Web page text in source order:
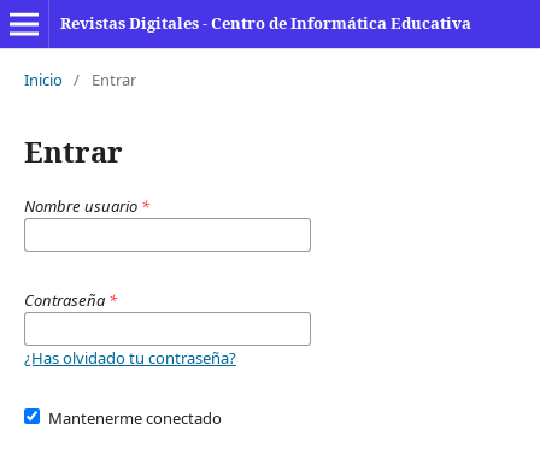
Revistas Digitales - Centro de Informática Educativa
Inicio / Entrar
Entrar
Nombre usuario *
Contraseña *
¿Has olvidado tu contraseña?
Mantenerme conectado